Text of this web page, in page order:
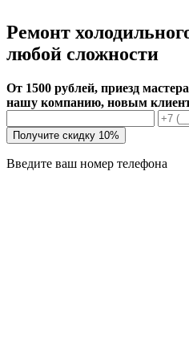
Ремонт
любой сложности
От 1500 рублей, приезд
нашу компанию, новым
Получите скидку 10%
Введите ваш номер телефона